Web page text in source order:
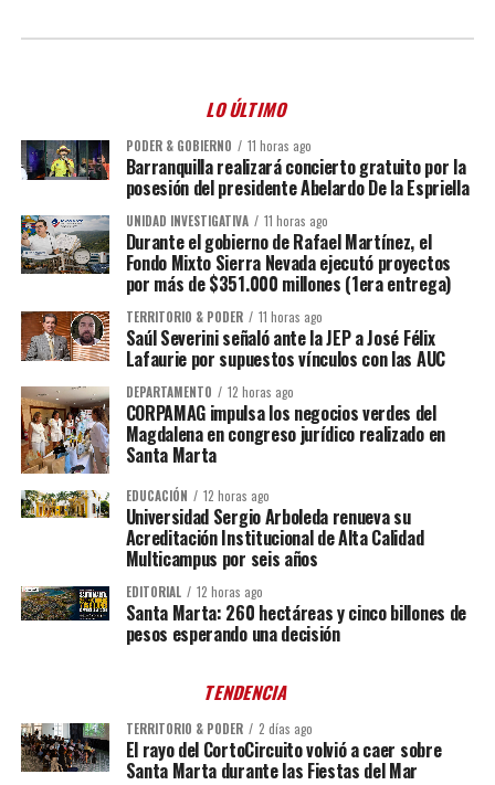
LO ÚLTIMO
PODER & GOBIERNO 11 horas ago
Barranquilla realizará concierto gratuito por la
posesión del presidente Abelardo De la Espriella
UNIDAD INVESTIGATIVA 11 horas ago
Durante el gobierno de Rafael Martínez, el
Fondo Mixto Sierra Nevada ejecutó proyectos
por más de $351.000 millones (1era entrega)
TERRITORIO & PODER 11 horas ago
Saúl Severini señaló ante la JEP a José Félix
Lafaurie por supuestos vínculos con las AUC
DEPARTAMENTO 12 horas ago
CORPAMAG impulsa los negocios verdes del
Magdalena en congreso jurídico realizado en
Santa Marta
EDUCACIÓN 12 horas ago
Universidad Sergio Arboleda renueva su
Acreditación Institucional de Alta Calidad
Multicampus por seis años
EDITORIAL 12 horas ago
Santa Marta: 260 hectáreas y cinco billones de
pesos esperando una decisión
TENDENCIA
TERRITORIO & PODER 2 días ago
El rayo del CortoCircuito volvió a caer sobre
Santa Marta durante las Fiestas del Mar